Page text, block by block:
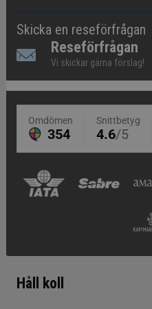
Skicka en reseförfrågan
Reseförfrågan
Vi skickar gärna förslag!
Håll koll